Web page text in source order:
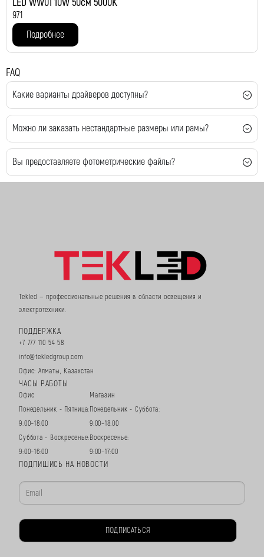
971
Подробнее
FAQ
Какие варианты драйверов доступны?
Можно ли заказать нестандартные размеры или рамы?
Вы предоставляете фотометрические файлы?
Tekled — профессиональные решения в области освещения и
электротехники.
ПОДДЕРЖКА
+7 777 110 54 58
info@tekledgroup.com
Офис: Алматы, Казахстан
ЧАСЫ РАБОТЫ
Офис
Понедельник - Пятница:
9:00–18:00
Суббота - Воскресенье:
9:00–16:00
Магазин
Понедельник - Суббота:
9:00–18:00
Воскресенье:
9:00–17:00
ПОДПИШИСЬ НА НОВОСТИ
ПОДПИСАТЬСЯ